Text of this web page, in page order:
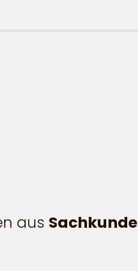
aus Sachkunde